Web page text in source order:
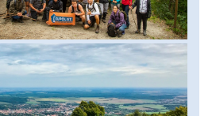
a szobák elfoglalása és némi
kulináris élvezetek felé
ízlelhetjük meg a soproni
a közös vacsora után már
kedvünkre a panzió és étterem
menetidő kb. 6 óra, táv 14 km,